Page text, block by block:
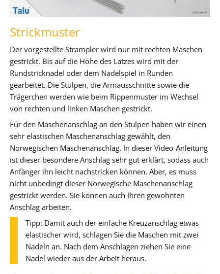
Strickmuster
Der vorgestellte Strampler wird nur mit rechten Maschen
gestrickt. Bis auf die Höhe des Latzes wird mit der
Rundstricknadel oder dem Nadelspiel in Runden
gearbeitet. Die Stulpen, die Armausschnitte sowie die
Trägerchen werden wie beim Rippenmuster im Wechsel
von rechten und linken Maschen gestrickt.
Für den Maschenanschlag an den Stulpen haben wir einen
sehr elastischen Maschenanschlag gewählt, den
Norwegischen Maschenanschlag. In dieser Video-Anleitung
ist dieser besondere Anschlag sehr gut erklärt, sodass auch
Anfänger ihn leicht nachstricken können. Aber, es muss
nicht unbedingt dieser Norwegische Maschenanschlag
gestrickt werden. Sie können auch Ihren gewohnten
Anschlag arbeiten.
Tipp: Damit auch der einfache Kreuzanschlag etwas
elastischer wird, schlagen Sie die Maschen mit zwei
Nadeln an. Nach dem Anschlagen ziehen Sie eine
Nadel wieder aus der Arbeit heraus.